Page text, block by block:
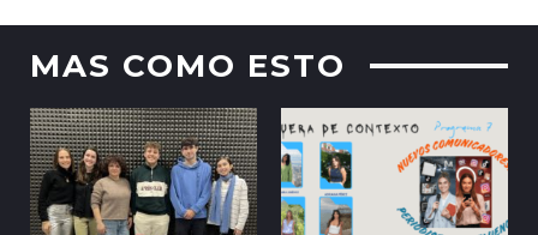
MAS COMO ESTO